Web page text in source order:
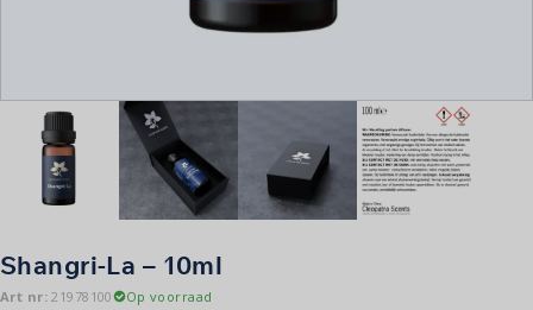
Shangri-La – 10ml
Art nr: 21978100 Op voorraad